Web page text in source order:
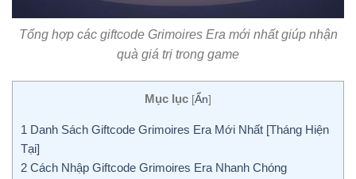
Tổng hợp các giftcode Grimoires Era mới nhất giúp nhận
quà giá trị trong game
Mục lục [Ẩn]
1 Danh Sách Giftcode Grimoires Era Mới Nhất [Tháng Hiện
Tại]
2 Cách Nhập Giftcode Grimoires Era Nhanh Chóng